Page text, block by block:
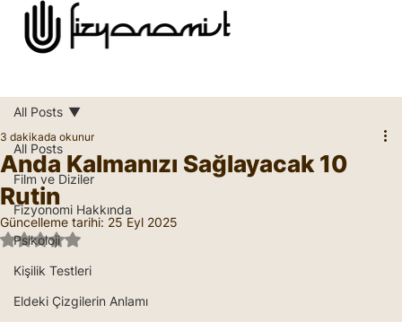
All Posts
Film ve Diziler
Fizyonomi Hakkında
Psikoloji
Kişilik Testleri
Eldeki Çizgilerin Anlamı
All Posts
Anda Kalmanızı Sağlayacak 10
Rutin
3 dakikada okunur
Güncelleme tarihi: 25 Eyl 2025
5 üzerinden NaN yıldız